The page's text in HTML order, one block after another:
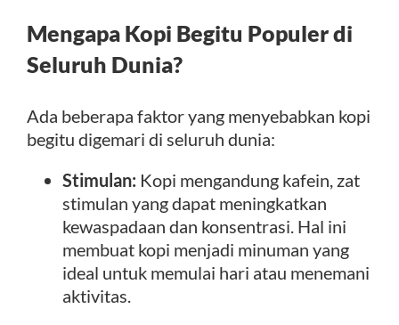
Mengapa Kopi Begitu Populer di
Seluruh Dunia?
Ada beberapa faktor yang menyebabkan kopi
begitu digemari di seluruh dunia:
Stimulan: Kopi mengandung kafein, zat
stimulan yang dapat meningkatkan
kewaspadaan dan konsentrasi. Hal ini
membuat kopi menjadi minuman yang
ideal untuk memulai hari atau menemani
aktivitas.